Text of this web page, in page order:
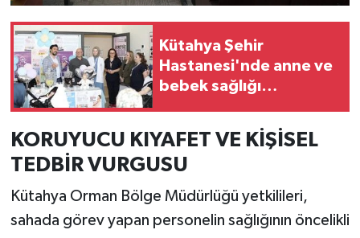
Kütahya Şehir
Hastanesi'nde anne ve
bebek sağlığı
bilgilendirme yapıldı
KORUYUCU KIYAFET VE KİŞİSEL
TEDBİR VURGUSU
Kütahya Orman Bölge Müdürlüğü yetkilileri,
sahada görev yapan personelin sağlığının öncelikli